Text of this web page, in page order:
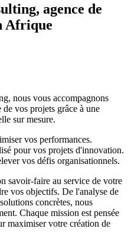
agence de
Afrique
nous vous accompagnons
vos projets grâce à une
sur mesure.
vos performances.
pour vos projets d'innovation.
vos défis organisationnels.
savoir-faire au service de votre
vos objectifs. De l'analyse de
concrètes, nous
Chaque mission est pensée
maximiser votre création de